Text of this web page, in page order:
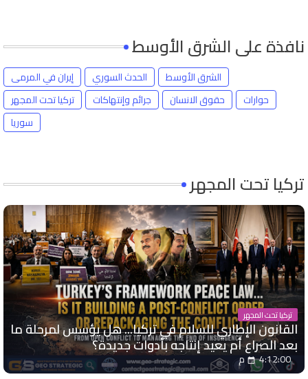
نافذة على الشرق الأوسط
إيران في المرمى الحدث السوري
الشرق الأوسط
تركيا تحت المجهر
جرائم وإنتهاكات حقوق الانسان
حوارات
سوريا
تركيا تحت المجهر
تركيا تحت المجهر
القانون الإطاري للسلام في تركيا... هل يؤسس لمرحلة ما
بعد الصراع أم يعيد إنتاجه بأدوات جديدة؟
4:12:00 م